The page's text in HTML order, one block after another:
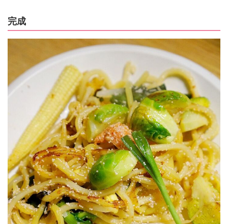
完成